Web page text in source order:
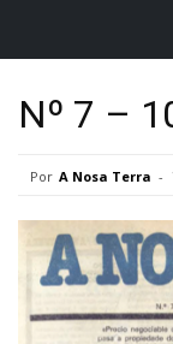
Nº 7 –
Por A Nosa Terra -